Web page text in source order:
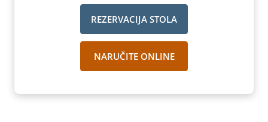
REZERVACIJA STOLA
NARUČITE ONLINE